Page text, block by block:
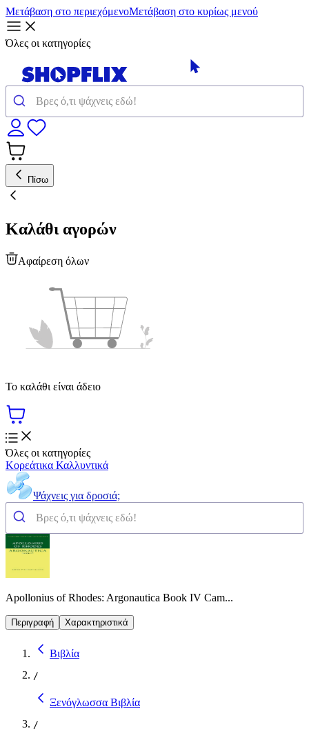
Μετάβαση στο περιεχόμενοΜετάβαση στο κυρίως μενού
Όλες οι κατηγορίες
Πίσω
Καλάθι αγορών
Αφαίρεση όλων
Το καλάθι είναι άδειο
Όλες οι κατηγορίες
Κορεάτικα Καλλυντικά
Ψάχνεις για δροσιά;
Apollonius of Rhodes: Argonautica Book IV Cam...
Περιγραφή Χαρακτηριστικά
Βιβλία
/
Ξενόγλωσσα Βιβλία
/